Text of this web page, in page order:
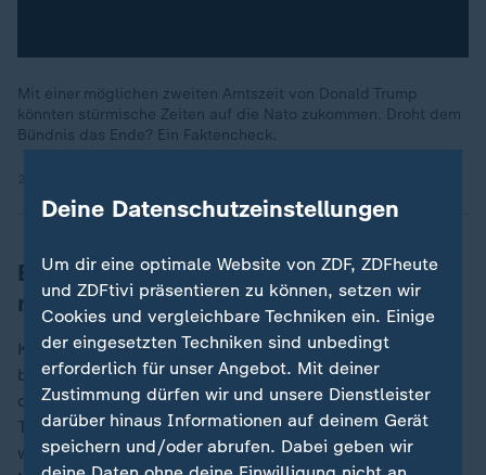
Mit einer möglichen zweiten Amtszeit von Donald Trump
könnten stürmische Zeiten auf die Nato zukommen. Droht dem
Bündnis das Ende? Ein Faktencheck.
Brauchen Nato-Staaten eigenen
nuklearen Schutzschild?
Kern des nuklearen Abschreckungssystems sind
bislang die in Europa stationierten US-Atomwaffen, an
deren Einsatz über das Nato-Konzept der "nuklearen
Teilhabe" auch Länder wie Deutschland beteiligt
werden könnten. Zudem verfügen die europäischen
Deine Datenschutzeinstellungen
Um dir eine optimale Website von ZDF, ZDFheute
und ZDFtivi präsentieren zu können, setzen wir
Cookies und vergleichbare Techniken ein. Einige
der eingesetzten Techniken sind unbedingt
erforderlich für unser Angebot. Mit deiner
Zustimmung dürfen wir und unsere Dienstleister
darüber hinaus Informationen auf deinem Gerät
speichern und/oder abrufen. Dabei geben wir